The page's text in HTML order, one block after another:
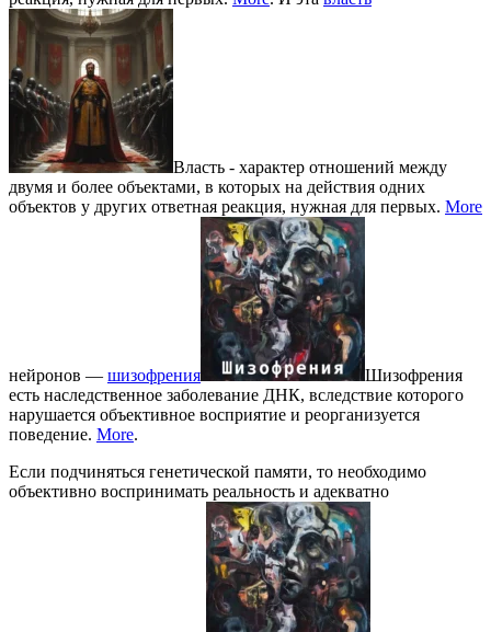
Власть - характер отношений между
двумя и более объектами, в которых на действия одних
объектов у других ответная реакция, нужная для первых. More
нейронов — шизофрения
Шизофрения
есть наследственное заболевание ДНК, вследствие которого
нарушается объективное восприятие и реорганизуется
поведение. More.
Если подчиняться генетической памяти, то необходимо
объективно воспринимать реальность и адекватно